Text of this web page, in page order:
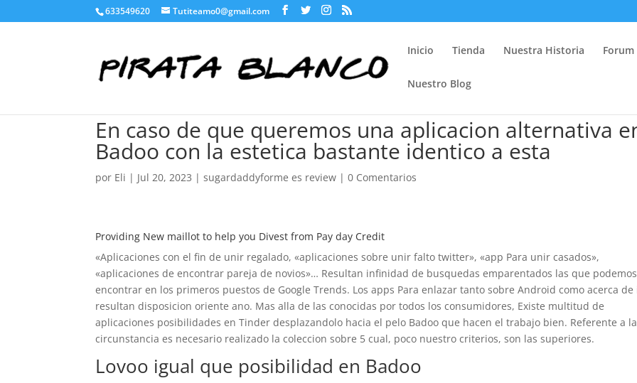
633549620 Tutiteamo0@gmail.com
Inicio Tienda Nuestra Historia Forum
Nuestro Blog
En caso de que queremos una aplicacion alternativa
Badoo con la estetica bastante identico a esta
por Eli | Jul 20, 2023 |sugardaddyforme es review |0 Comentarios
Providing New maillot to help you Divest from Pay day Credit
«Aplicaciones con el fin de unir regalado, «aplicaciones sobre unir falto twitter», «app Para unir casados»,
«aplicaciones de encontrar pareja de novios»… Resultan infinidad de busquedas emparentados las que podemos
encontrar en los primeros puestos de Google Trends. Los apps Para enlazar tanto sobre Android como acerca de
resultan disposicion oriente ano. Mas alla de las conocidas por todos los consumidores, Existe multitud de
aplicaciones posibilidades en Tinder desplazandolo hacia el pelo Badoo que hacen el trabajo bien. Referente a la
circunstancia es necesario realizado la coleccion sobre 5 cual, poco nuestro criterios, son las superiores.
Lovoo igual que posibilidad en Badoo